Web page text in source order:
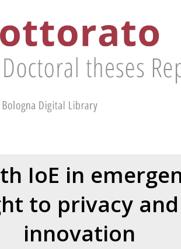
IoE in
to privacy
innovation